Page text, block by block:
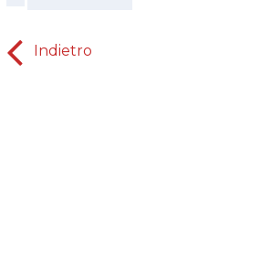
Indietro